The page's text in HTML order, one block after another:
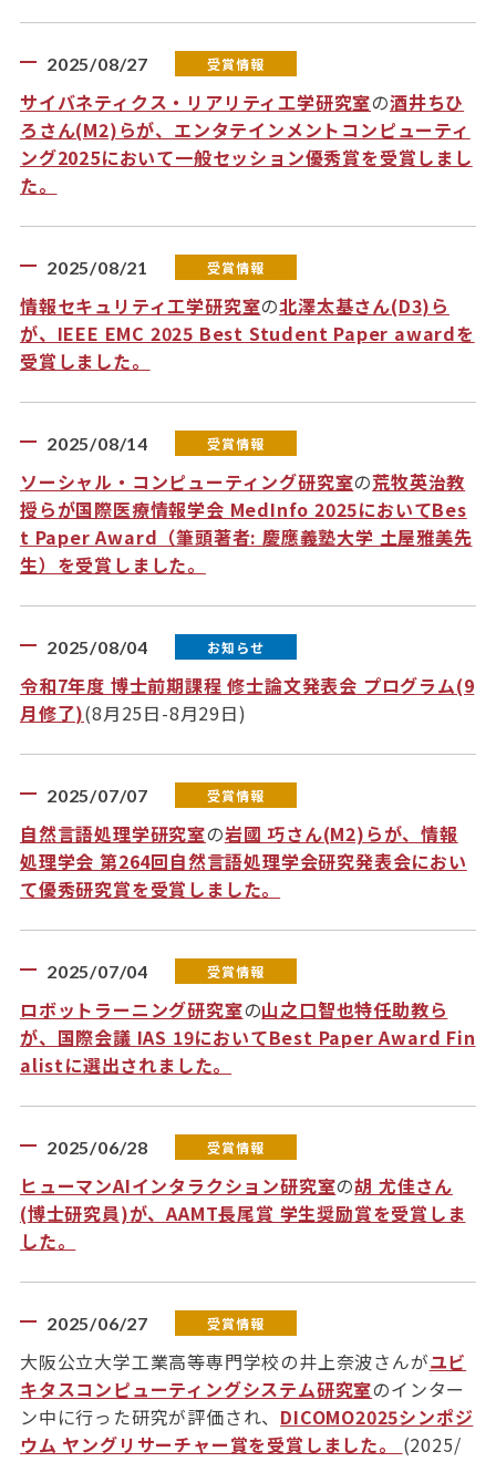
2025/08/27 受賞情報
サイバネティクス・リアリティ工学研究室の酒井ちひ
ろさん(M2)らが、エンタテインメントコンピューティ
ング2025において一般セッション優秀賞を受賞しまし
た。
2025/08/21 受賞情報
情報セキュリティ工学研究室の北澤太基さん(D3)ら
が、IEEE EMC 2025 Best Student Paper awardを
受賞しました。
2025/08/14 受賞情報
ソーシャル・コンピューティング研究室の荒牧英治教
授らが国際医療情報学会 MedInfo 2025においてBes
t Paper Award（筆頭著者: 慶應義塾大学 土屋雅美先
生）を受賞しました。
2025/08/04 お知らせ
令和7年度 博士前期課程 修士論文発表会 プログラム(9
月修了)(8月25日-8月29日)
2025/07/07 受賞情報
自然言語処理学研究室の岩國 巧さん(M2)らが、情報
処理学会 第264回自然言語処理学会研究発表会におい
て優秀研究賞を受賞しました。
2025/07/04 受賞情報
ロボットラーニング研究室の山之口智也特任助教ら
が、国際会議 IAS 19においてBest Paper Award Fin
alistに選出されました。
2025/06/28 受賞情報
ヒューマンAIインタラクション研究室の胡 尤佳さん
(博士研究員)が、AAMT長尾賞 学生奨励賞を受賞しま
した。
2025/06/27 受賞情報
大阪公立大学工業高等専門学校の井上奈波さんがユビ
キタスコンピューティングシステム研究室のインター
ン中に行った研究が評価され、 DICOMO2025シンポジ
ウム ヤングリサーチャー賞を受賞しました。 (2025/